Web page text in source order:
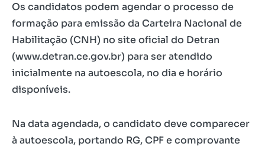
Os candidatos podem agendar o processo de
formação para emissão da Carteira Nacional de
Habilitação (CNH) no site oficial do Detran
(www.detran.ce.gov.br) para ser atendido
inicialmente na autoescola, no dia e horário
disponíveis.
Na data agendada, o candidato deve comparecer
à autoescola, portando RG, CPF e comprovante